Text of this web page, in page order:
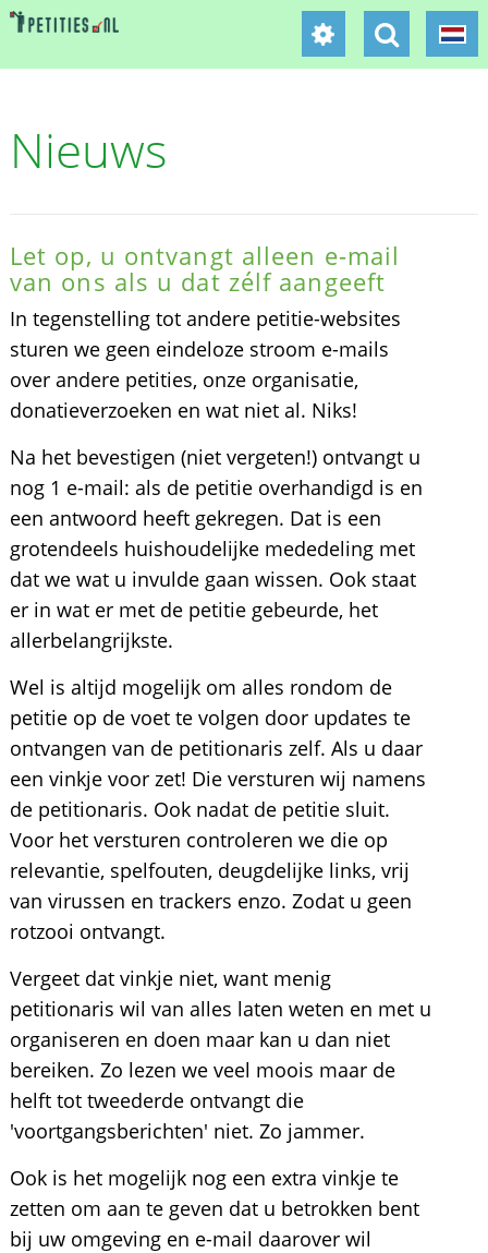
Nieuws
Let op, u ontvangt alleen e-mail
van ons als u dat zélf aangeeft
In tegenstelling tot andere petitie-websites
sturen we geen eindeloze stroom e-mails
over andere petities, onze organisatie,
donatieverzoeken en wat niet al. Niks!
Na het bevestigen (niet vergeten!) ontvangt u
nog 1 e-mail: als de petitie overhandigd is en
een antwoord heeft gekregen. Dat is een
grotendeels huishoudelijke mededeling met
dat we wat u invulde gaan wissen. Ook staat
er in wat er met de petitie gebeurde, het
allerbelangrijkste.
Wel is altijd mogelijk om alles rondom de
petitie op de voet te volgen door updates te
ontvangen van de petitionaris zelf. Als u daar
een vinkje voor zet! Die versturen wij namens
de petitionaris. Ook nadat de petitie sluit.
Voor het versturen controleren we die op
relevantie, spelfouten, deugdelijke links, vrij
van virussen en trackers enzo. Zodat u geen
rotzooi ontvangt.
Vergeet dat vinkje niet, want menig
petitionaris wil van alles laten weten en met u
organiseren en doen maar kan u dan niet
bereiken. Zo lezen we veel moois maar de
helft tot tweederde ontvangt die
'voortgangsberichten' niet. Zo jammer.
Ook is het mogelijk nog een extra vinkje te
zetten om aan te geven dat u betrokken bent
bij uw omgeving en e-mail daarover wil